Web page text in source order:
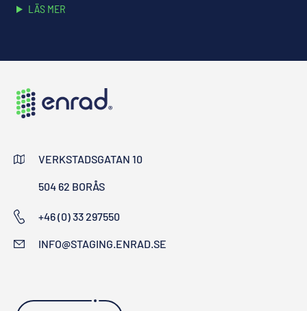
LÄS MER
VERKSTADSGATAN 10
504 62 BORÅS
+46 (0) 33 297550
INFO@STAGING.ENRAD.SE